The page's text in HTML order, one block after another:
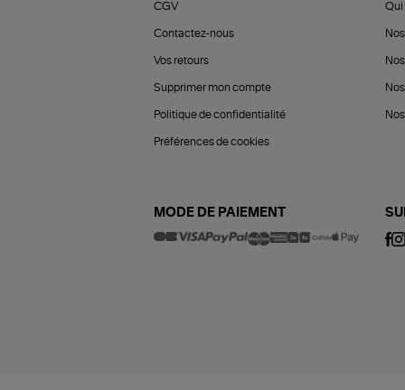
CGV
Contactez-nous
Vos retours
Supprimer mon compte
Politique de confidentialité
Préférences de cookies
Qui
MODE DE PAIEMENT